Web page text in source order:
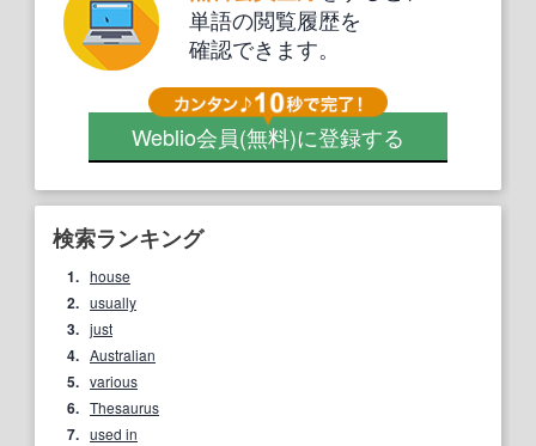
単語の閲覧履歴を
確認できます。
Weblio会員(無料)に登録する
検索ランキング
1. house
2. usually
3. just
4. Australian
5. various
6. Thesaurus
7. used in